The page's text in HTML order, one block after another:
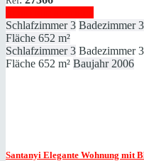
Schlafzimmer 3 Badezimmer 3
Fläche 652 m²
Schlafzimmer 3 Badezimmer 3
Fläche 652 m² Baujahr 2006
Santanyi Elegante Wohnung mit